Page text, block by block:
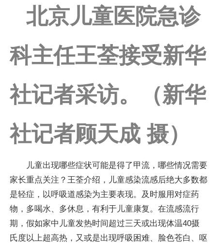
北京儿童医院急诊
科主任王荃接受新华
社记者采访。（新华
社记者顾天成 摄）
儿童出现哪些症状可能是得了甲流，哪些情况需要
家长重点关注？王荃介绍，儿童感染流感后绝大多数都
是轻症，以呼吸道感染为主要表现。及时服用对症药
物，多喝水、多休息，有利于儿童康复。在流感流行
期，假如家中儿童发热时间超过三天或出现体温40摄
氏度以上超高热，又或是出现呼吸困难、脸色苍白、呕